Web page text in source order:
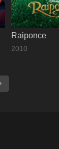
Raiponce
2010